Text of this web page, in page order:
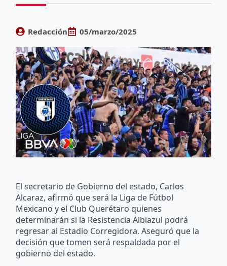
Redacción 05/marzo/2025
El secretario de Gobierno del estado, Carlos
Alcaraz, afirmó que será la Liga de Fútbol
Mexicano y el Club Querétaro quienes
determinarán si la Resistencia Albiazul podrá
regresar al Estadio Corregidora. Aseguró que la
decisión que tomen será respaldada por el
gobierno del estado.